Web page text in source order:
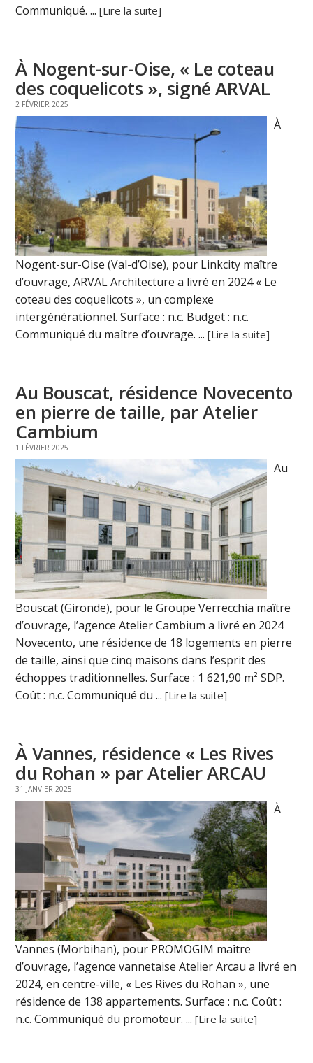
Communiqué. ...[Lire la suite]
À Nogent-sur-Oise, « Le coteau
des coquelicots », signé ARVAL
2 FÉVRIER 2025
À
Nogent-sur-Oise (Val-d’Oise), pour Linkcity maître
d’ouvrage, ARVAL Architecture a livré en 2024 « Le
coteau des coquelicots », un complexe
intergénérationnel. Surface : n.c. Budget : n.c.
Communiqué du maître d’ouvrage. ...[Lire la suite]
Au Bouscat, résidence Novecento
en pierre de taille, par Atelier
Cambium
1 FÉVRIER 2025
Au
Bouscat (Gironde), pour le Groupe Verrecchia maître
d’ouvrage, l’agence Atelier Cambium a livré en 2024
Novecento, une résidence de 18 logements en pierre
de taille, ainsi que cinq maisons dans l’esprit des
échoppes traditionnelles. Surface : 1 621,90 m² SDP.
Coût : n.c. Communiqué du ...[Lire la suite]
À Vannes, résidence « Les Rives
du Rohan » par Atelier ARCAU
31 JANVIER 2025
À
Vannes (Morbihan), pour PROMOGIM maître
d’ouvrage, l’agence vannetaise Atelier Arcau a livré en
2024, en centre-ville, « Les Rives du Rohan », une
résidence de 138 appartements. Surface : n.c. Coût :
n.c. Communiqué du promoteur. ...[Lire la suite]